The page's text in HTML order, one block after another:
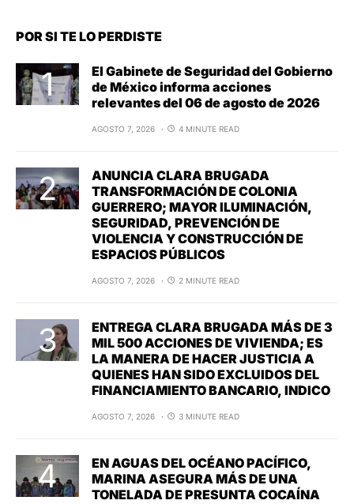
POR SI TE LO PERDISTE
El Gabinete de Seguridad del Gobierno
de México informa acciones
relevantes del 06 de agosto de 2026
AGOSTO 7, 2026 4 MINUTE READ
ANUNCIA CLARA BRUGADA
TRANSFORMACIÓN DE COLONIA
GUERRERO; MAYOR ILUMINACIÓN,
SEGURIDAD, PREVENCIÓN DE
VIOLENCIA Y CONSTRUCCIÓN DE
ESPACIOS PÚBLICOS
AGOSTO 7, 2026 2 MINUTE READ
ENTREGA CLARA BRUGADA MÁS DE 3
MIL 500 ACCIONES DE VIVIENDA; ES
LA MANERA DE HACER JUSTICIA A
QUIENES HAN SIDO EXCLUIDOS DEL
FINANCIAMIENTO BANCARIO, INDICO
AGOSTO 7, 2026 3 MINUTE READ
EN AGUAS DEL OCÉANO PACÍFICO,
MARINA ASEGURA MÁS DE UNA
TONELADA DE PRESUNTA COCAÍNA